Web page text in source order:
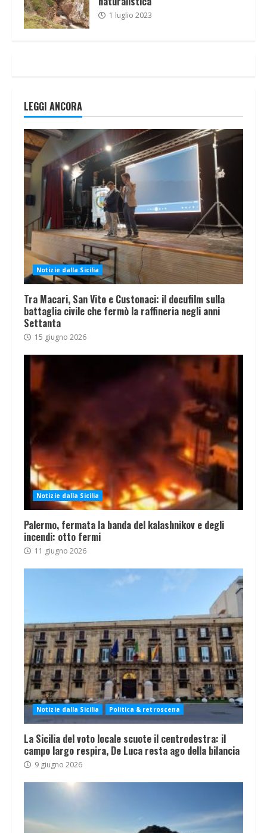
1 luglio 2023
LEGGI ANCORA
Notizie dalla Sicilia
Tra Macari, San Vito e Custonaci: il docufilm sulla
battaglia civile che fermò la raffineria negli anni
Settanta
15 giugno 2026
Notizie dalla Sicilia
Palermo, fermata la banda del kalashnikov e degli
incendi: otto fermi
11 giugno 2026
Notizie dalla Sicilia Politica & retroscena
La Sicilia del voto locale scuote il centrodestra: il
campo largo respira, De Luca resta ago della bilancia
9 giugno 2026